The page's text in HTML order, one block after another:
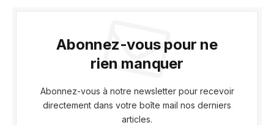
Abonnez-vous pour ne
rien manquer
Abonnez-vous à notre newsletter pour recevoir
directement dans votre boîte mail nos derniers
articles.